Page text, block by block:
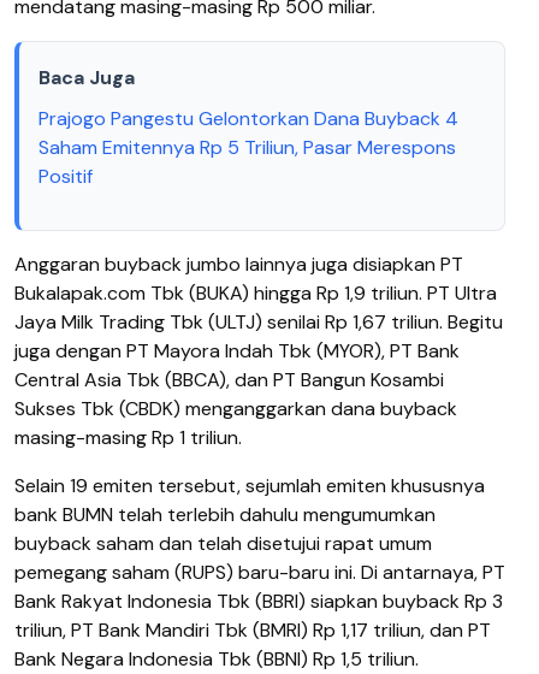
mendatang masing-masing Rp 500 miliar.
Baca Juga
Prajogo Pangestu Gelontorkan Dana Buyback 4
Saham Emitennya Rp 5 Triliun, Pasar Merespons
Positif
Anggaran buyback jumbo lainnya juga disiapkan PT
Bukalapak.com Tbk (BUKA) hingga Rp 1,9 triliun. PT Ultra
Jaya Milk Trading Tbk (ULTJ) senilai Rp 1,67 triliun. Begitu
juga dengan PT Mayora Indah Tbk (MYOR), PT Bank
Central Asia Tbk (BBCA), dan PT Bangun Kosambi
Sukses Tbk (CBDK) menganggarkan dana buyback
masing-masing Rp 1 triliun.
Selain 19 emiten tersebut, sejumlah emiten khususnya
bank BUMN telah terlebih dahulu mengumumkan
buyback saham dan telah disetujui rapat umum
pemegang saham (RUPS) baru-baru ini. Di antarnaya, PT
Bank Rakyat Indonesia Tbk (BBRI) siapkan buyback Rp 3
triliun, PT Bank Mandiri Tbk (BMRI) Rp 1,17 triliun, dan PT
Bank Negara Indonesia Tbk (BBNI) Rp 1,5 triliun.